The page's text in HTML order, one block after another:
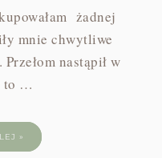
żadnej
mnie chwytliwe
nastąpił w
to …
»